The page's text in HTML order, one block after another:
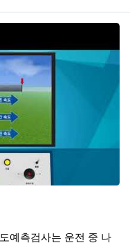
예측검사는 운전 중 나